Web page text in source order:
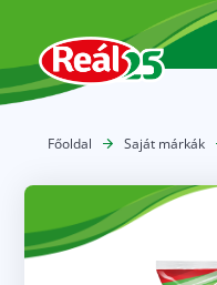
Főoldal Saját márkák